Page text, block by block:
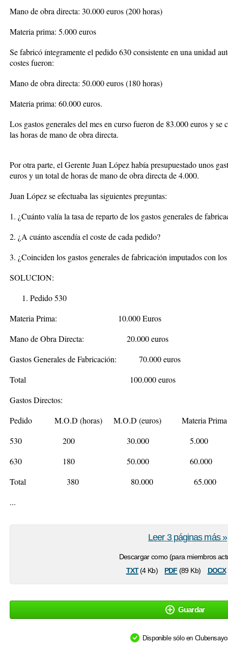
Mano de obra directa: 30.000 euros (200 horas)
Materia prima: 5.000 euros
Se fabricó íntegramente el pedido 630consistente en una unidad
costes fueron:
Mano de obra directa: 50.000 euros (180 horas)
Materia prima: 60.000 euros.
Los gastos generales del mes en curso fueron de 83.000 euros y se
las horas de mano de obra directa.
Por otra parte, el Gerente Juan López había presupuestado unos
euros y un total de horas de mano de obra directa de 4.000.
Juan López se efectuaba las siguientespreguntas:
1. ¿Cuánto valía la tasa de reparto de los gastos generales de
2. ¿A cuánto ascendía el coste de cada pedido?
3. ¿Coinciden los gastos generales de fabricación imputados con los
SOLUCION:
Pedido 530
Materia Prima: 10.000 Euros
Mano de Obra Directa: 20.000 euros
Gastos Generales de Fabricación: 70.000 euros
Total 100.000 euros
Gastos Directos:
Pedido M.O.D (horas) M.O.D (euros) Materia
530 200 30.000
630 180 50.000
Total 380 80.000
...
Descargar como (para miembros
txt(4 Kb) pdf (89 Kb) docx
Leer 3 páginas más »
Guardar
Disponible sólo en